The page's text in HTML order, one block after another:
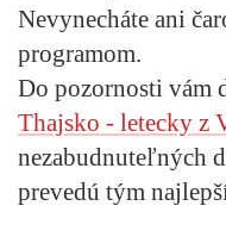
Nevynecháte ani
programom.
Do pozornosti vám
Thajsko - letecky z
nezabudnuteľných
prevedú tým